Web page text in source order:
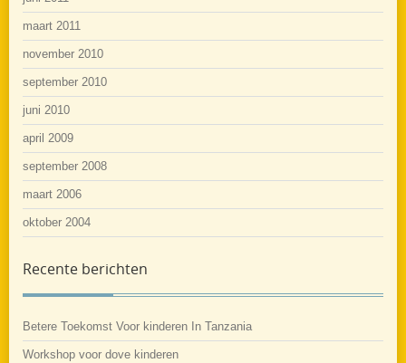
maart 2011
november 2010
september 2010
juni 2010
april 2009
september 2008
maart 2006
oktober 2004
Recente berichten
Betere Toekomst Voor kinderen In Tanzania
Workshop voor dove kinderen